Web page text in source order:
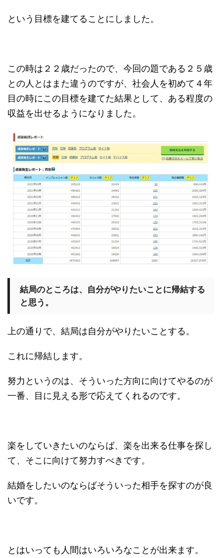
という目標を建てることにしました。
この時は２２歳だったので、今回の題である２５歳
との人とはまた違うのですが、社会人を初めて４年
目の時にこの目標を建てた結果として、ある程度の
収益を出せるようになりました。
結局のところは、自分がやりたいことに帰結する
と思う。
上の通りで、結局は自分がやりたいことする。
これに帰結します。
努力というのは、そういった方向に向けてやるのが
一番、目に見える形で応えてくれるのです。
楽をしていきたいのならば、楽を出来る仕事を探し
て、そこに向けて努力すべきです。
結婚をしたいのならばそういった相手を探すのが良
いです。
とはいっても人間はいろいろなことが出来ます。